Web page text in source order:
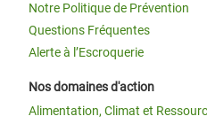
Notre Politique de Prévention
Questions Fréquentes
Alerte à l’Escroquerie
Nos domaines d'action
Alimentation, Climat et